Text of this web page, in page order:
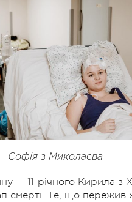
Софія з Миколаєва
— 11-річного Кирила з
смерті. Те, що пережив